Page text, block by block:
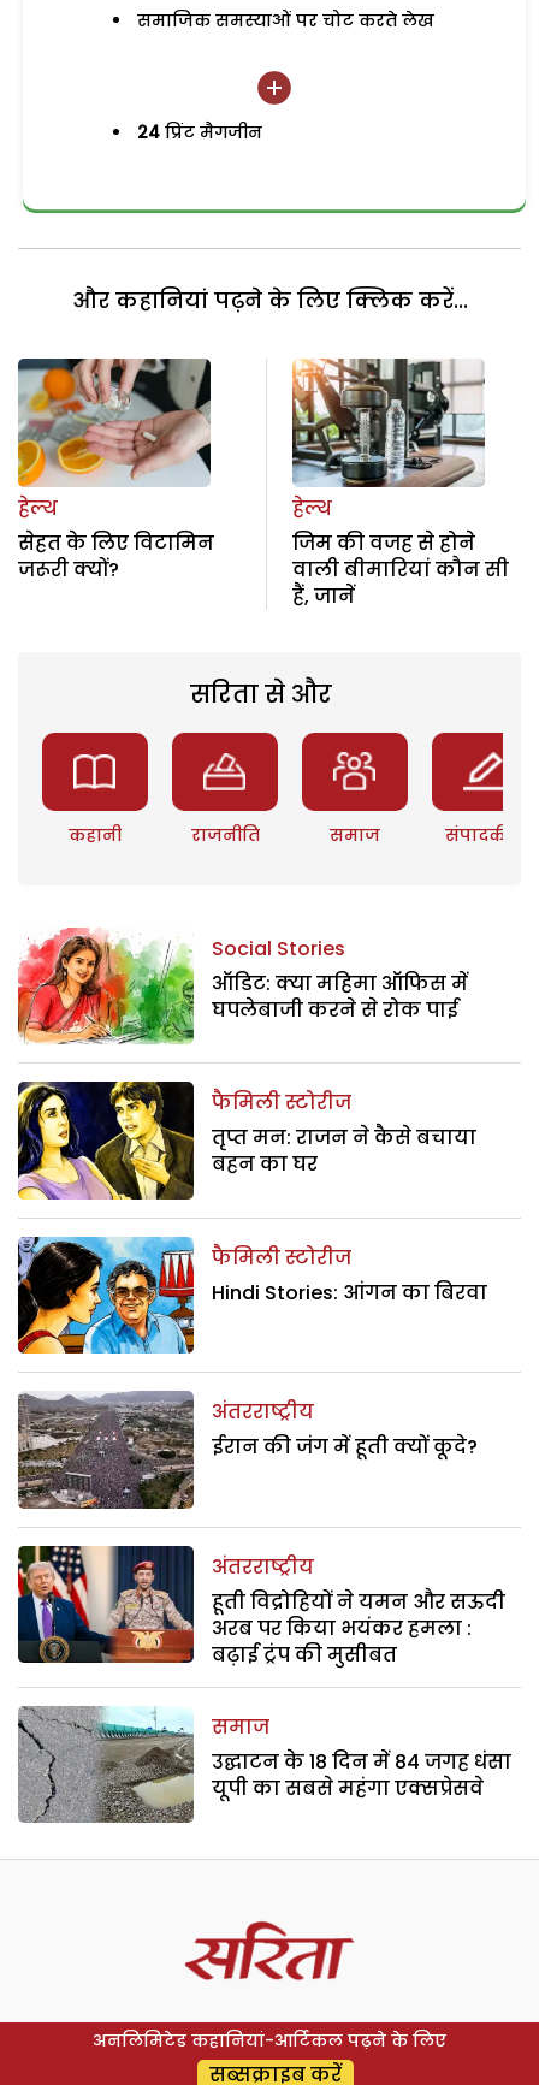
समाजिक समस्याओं पर चोट करते लेख
24 प्रिंट मैगजीन
और कहानियां पढ़ने के लिए क्लिक करें...
हेल्थ
सेहत के लिए विटामिन
जरूरी क्यों?
हेल्थ
जिम की वजह से होने
वाली बीमारियां कौन सी
हैं, जानें
सरिता से और
कहानी राजनीति समाज संपादकीय
Social Stories
ऑडिट: क्या महिमा ऑफिस में
घपलेबाजी करने से रोक पाई
फैमिली स्टोरीज
तृप्त मन: राजन ने कैसे बचाया
बहन का घर
फैमिली स्टोरीज
Hindi Stories: आंगन का बिरवा
अंतरराष्ट्रीय
ईरान की जंग में हूती क्यों कूदे?
अंतरराष्ट्रीय
हूती विद्रोहियों ने यमन और सऊदी
अरब पर किया भयंकर हमला :
बढ़ाई ट्रंप की मुसीबत
समाज
उद्घाटन के 18 दिन में 84 जगह धंसा
यूपी का सबसे महंगा एक्सप्रेसवे
अनलिमिटेड कहानियां-आर्टिकल पढ़ने के लिए
सब्सक्राइब करें